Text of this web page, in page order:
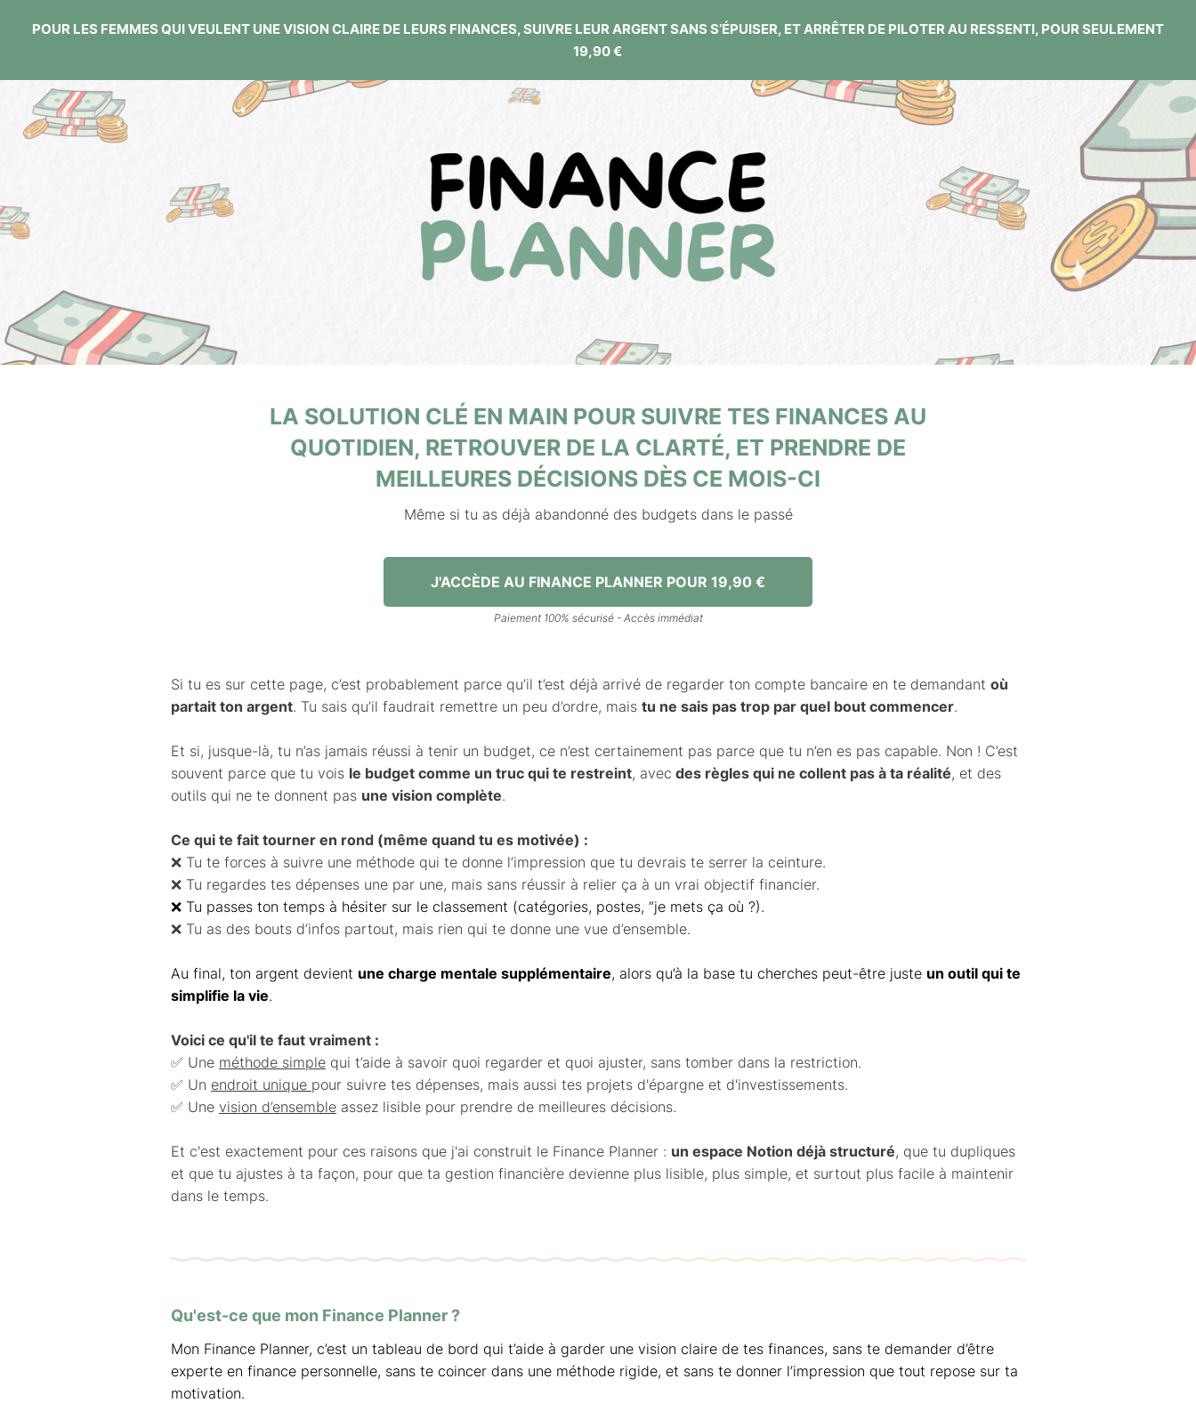
POUR LES FEMMES QUI VEULENT UNE VISION CLAIRE DE LEURS FINANCES, SUIVRE LEUR ARGENT SANS S’ÉPUISER, ET ARRÊTER DE PILOTER AU RESSENTI, POUR SEULEMENT
19,90 €
LA SOLUTION CLÉ EN MAIN POUR SUIVRE TES FINANCES AU
QUOTIDIEN, RETROUVER DE LA CLARTÉ, ET PRENDRE DE
MEILLEURES DÉCISIONS DÈS CE MOIS-CI
Même si tu as déjà abandonné des budgets dans le passé
J'ACCÈDE AU FINANCE PLANNER POUR 19,90 €
Paiement 100% sécurisé - Accès immédiat
Si tu es sur cette page, c’est probablement parce qu’il t’est déjà arrivé de regarder ton compte bancaire en te demandant où
partait ton argent. Tu sais qu’il faudrait remettre un peu d’ordre, mais tu ne sais pas trop par quel bout commencer.
Et si, jusque-là, tu n’as jamais réussi à tenir un budget, ce n’est certainement pas parce que tu n’en es pas capable. Non ! C’est
souvent parce que tu vois le budget comme un truc qui te restreint, avec des règles qui ne collent pas à ta réalité, et des
outils qui ne te donnent pas une vision complète.
Ce qui te fait tourner en rond (même quand tu es motivée) :
❌ Tu te forces à suivre une méthode qui te donne l’impression que tu devrais te serrer la ceinture.
❌ Tu regardes tes dépenses une par une, mais sans réussir à relier ça à un vrai objectif financier.
❌ Tu passes ton temps à hésiter sur le classement (catégories, postes, “je mets ça où ?).
❌ Tu as des bouts d’infos partout, mais rien qui te donne une vue d’ensemble.
Au final, ton argent devient une charge mentale supplémentaire, alors qu’à la base tu cherches peut-être juste un outil qui te
simplifie la vie.
Voici ce qu'il te faut vraiment :
✅ Une méthode simple qui t’aide à savoir quoi regarder et quoi ajuster, sans tomber dans la restriction.
✅ Un endroit unique pour suivre tes dépenses, mais aussi tes projets d'épargne et d'investissements.
✅ Une vision d’ensemble assez lisible pour prendre de meilleures décisions.
Et c'est exactement pour ces raisons que j'ai construit le Finance Planner : un espace Notion déjà structuré, que tu dupliques
et que tu ajustes à ta façon, pour que ta gestion financière devienne plus lisible, plus simple, et surtout plus facile à maintenir
dans le temps.
Qu'est-ce que mon Finance Planner ?
Mon Finance Planner, c’est un tableau de bord qui t’aide à garder une vision claire de tes finances, sans te demander d’être
experte en finance personnelle, sans te coincer dans une méthode rigide, et sans te donner l’impression que tout repose sur ta
motivation.